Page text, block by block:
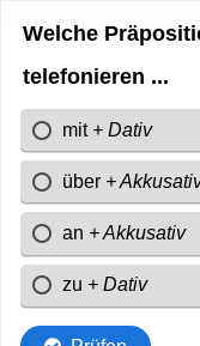
Welche
telefonieren ...
mit + Dativ
über +
an + Akkusativ
zu + Dativ